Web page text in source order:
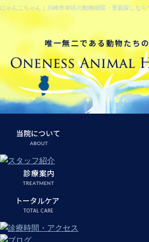
にゃんこちゃん｜川崎市幸区の動物病院・里親探しなら